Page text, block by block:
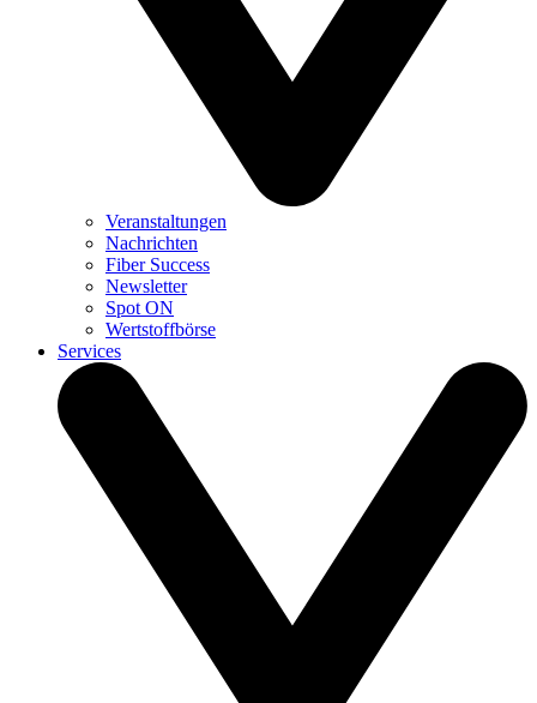
Veranstaltungen
Nachrichten
Fiber Success
Newsletter
Spot ON
Wertstoffbörse
Services